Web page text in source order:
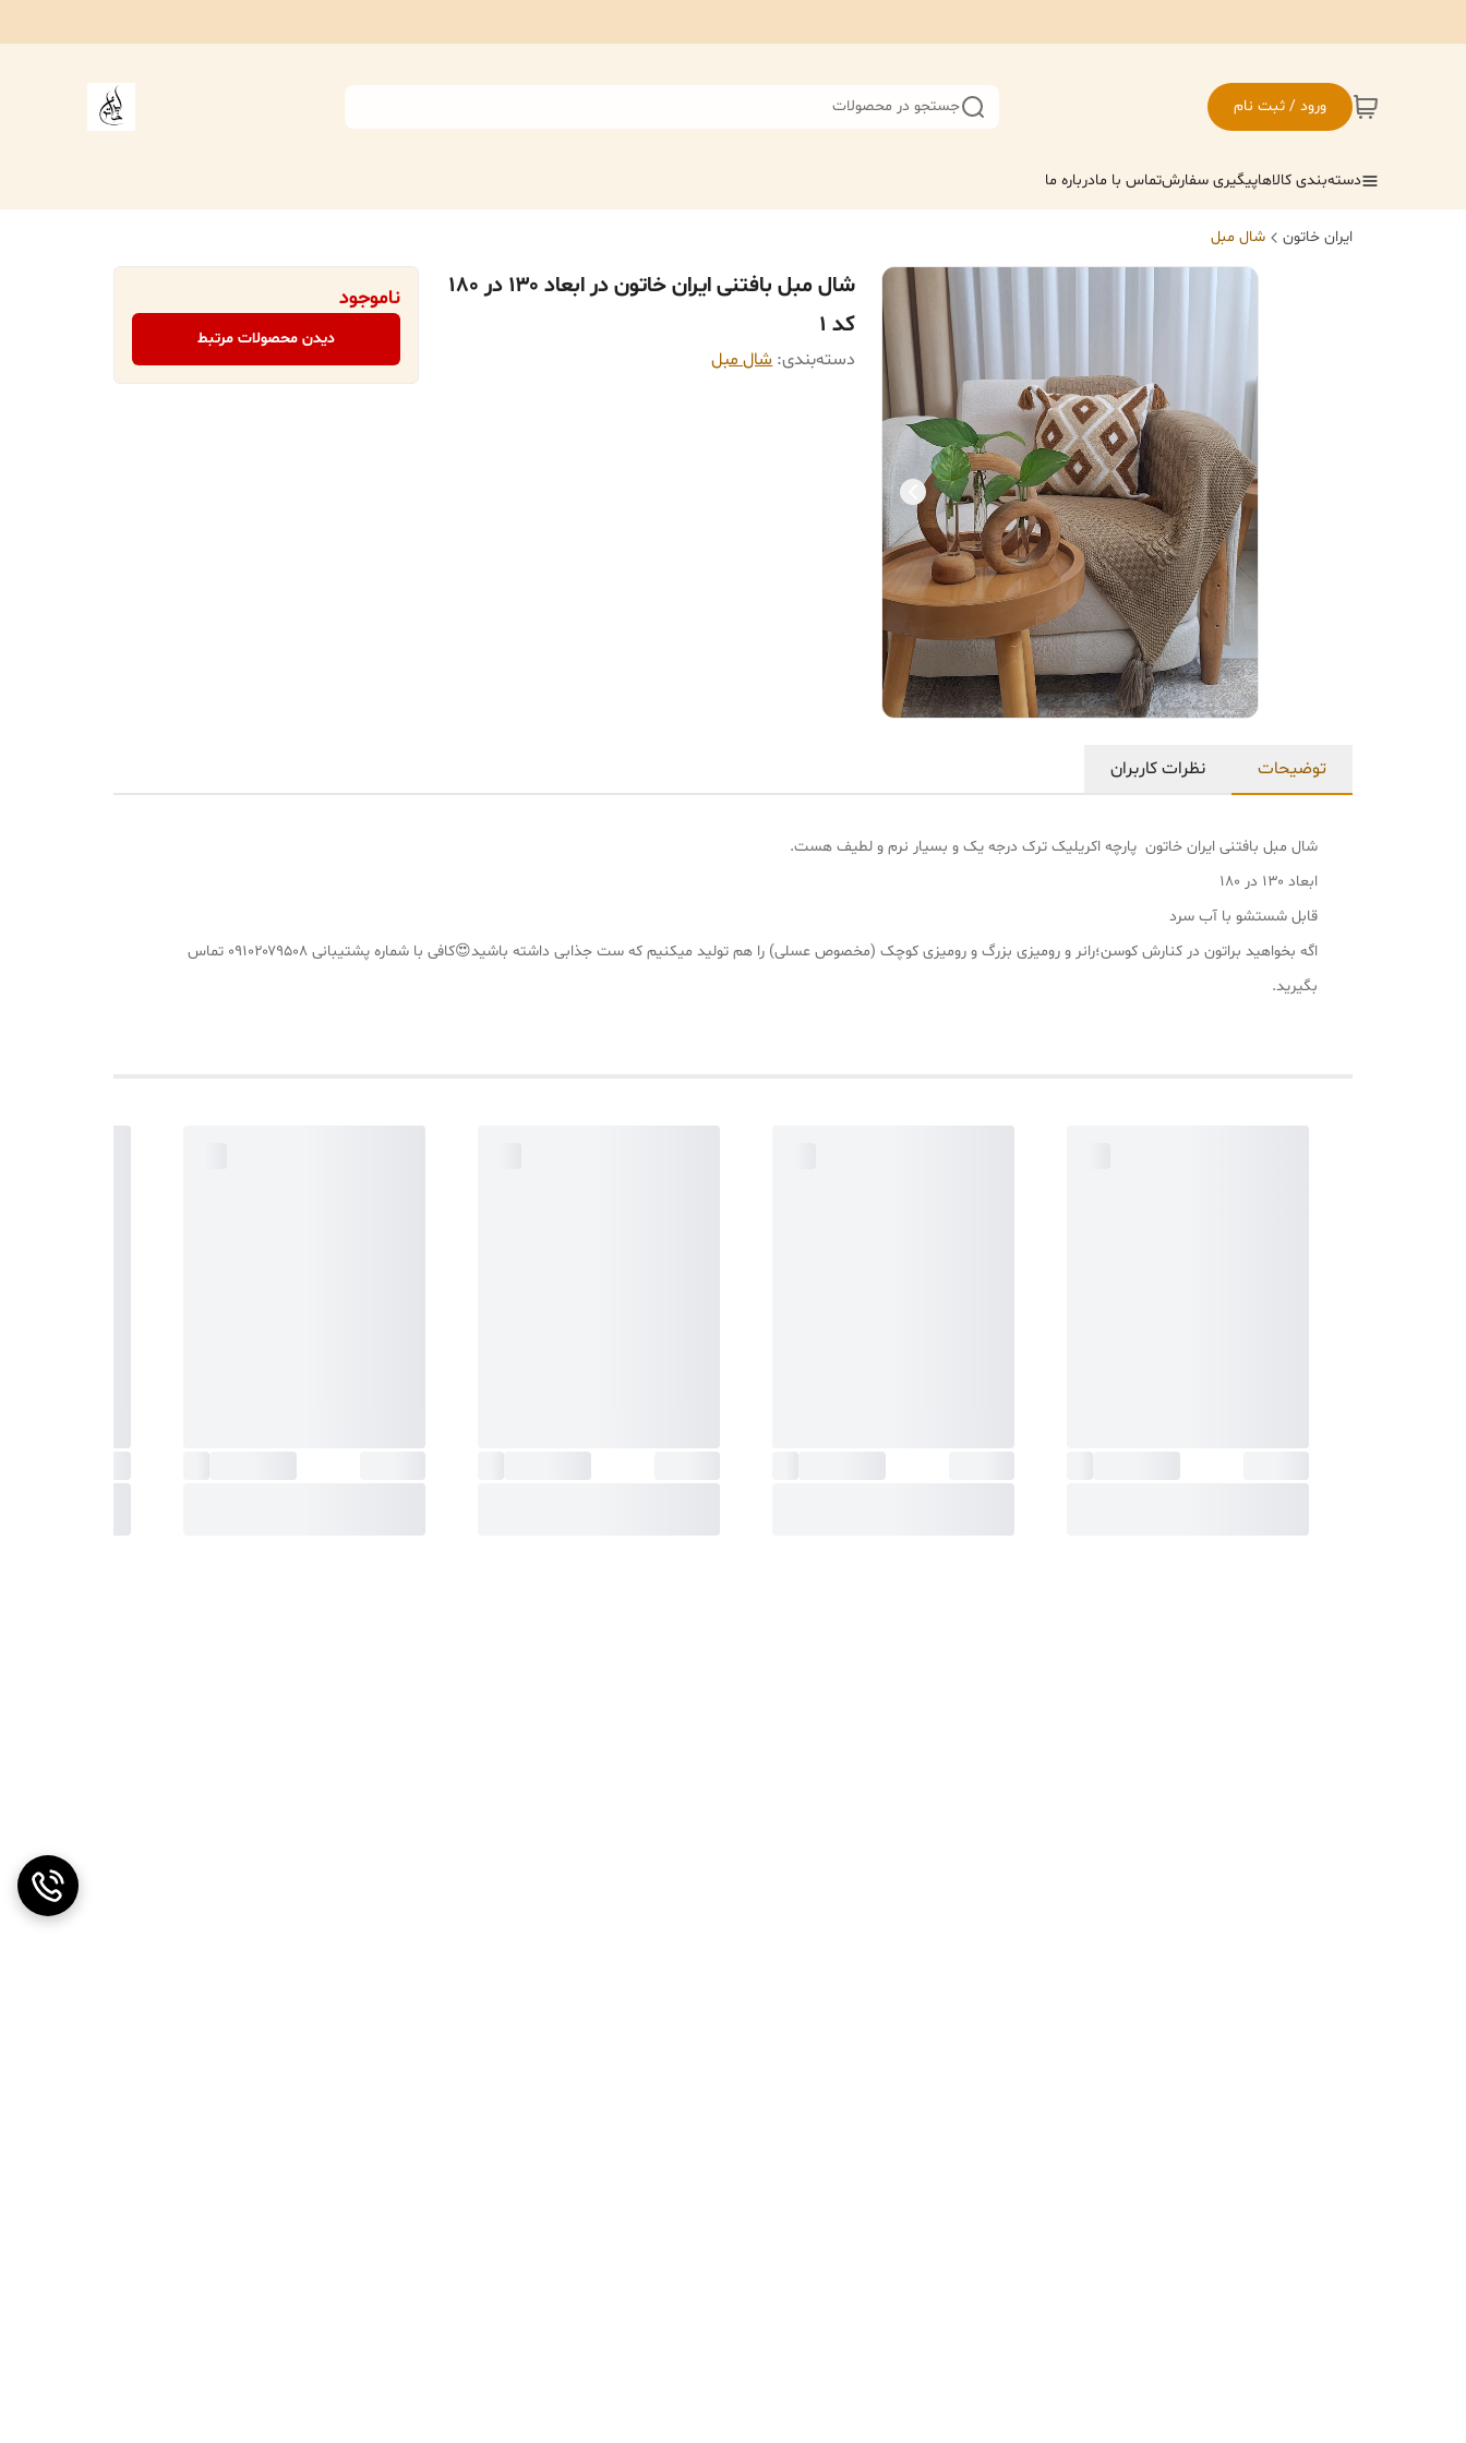
ورود / ثبت نام جستجو در محصولات
دسته‌بندی کالاهاپیگیری سفارشتماس با مادرباره ما
ایران خاتون شال مبل
شال مبل بافتنی ایران خاتون در ابعاد ۱۳۰ در ۱۸۰
کد ۱
دسته‌بندی:شال مبل
ناموجود
دیدن محصولات مرتبط
توضیحات نظرات کاربران
شال مبل بافتنی ایران خاتون پارچه اکریلیک ترک درجه یک و بسیار نرم و لطیف هست.
ابعاد ۱۳۰ در ۱۸۰
قابل شستشو با آب سرد
اگه بخواهید براتون در کنارش کوسن؛رانر و رومیزی بزرگ و رومیزی کوچک (مخصوص عسلی) را هم تولید میکنیم که ست جذابی داشته باشید😍کافی با شماره پشتیبانی ۰۹۱۰۲۰۷۹۵۰۸ تماس
بگیرید.